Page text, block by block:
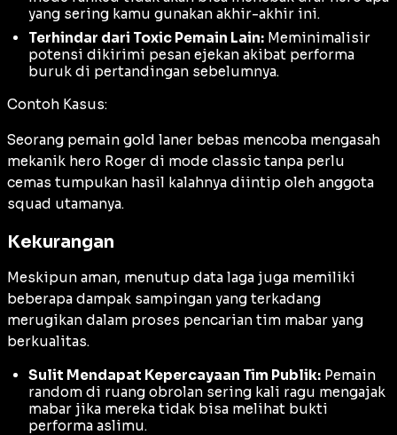
yang sering kamu gunakan akhir-akhir ini.
Terhindar dari Toxic Pemain Lain: Meminimalisir
potensi dikirimi pesan ejekan akibat performa
buruk di pertandingan sebelumnya.
Contoh Kasus:
Seorang pemain gold laner bebas mencoba mengasah
mekanik hero Roger di mode classic tanpa perlu
cemas tumpukan hasil kalahnya diintip oleh anggota
squad utamanya.
Kekurangan
Meskipun aman, menutup data laga juga memiliki
beberapa dampak sampingan yang terkadang
merugikan dalam proses pencarian tim mabar yang
berkualitas.
Sulit Mendapat Kepercayaan Tim Publik: Pemain
random di ruang obrolan sering kali ragu mengajak
mabar jika mereka tidak bisa melihat bukti
performa aslimu.